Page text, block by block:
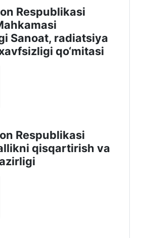
Respublikasi
iqlim o‘zgarishi
Sanoat, radiatsiya
qo‘mitasi